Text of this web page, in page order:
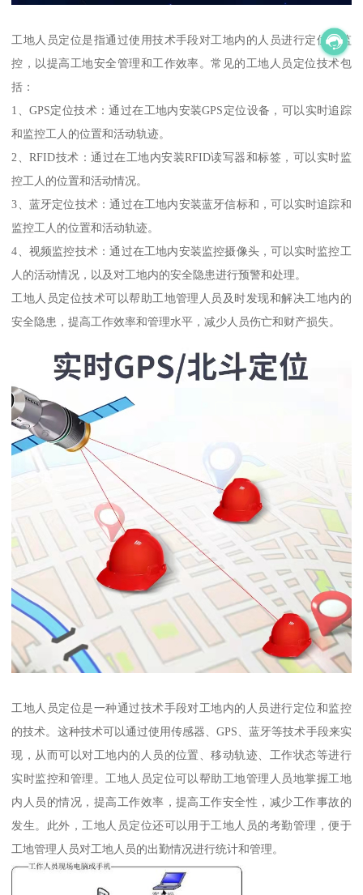
工地人员定位是指通过使用技术手段对工地内的人员进行定位和监
控，以提高工地安全管理和工作效率。常见的工地人员定位技术包
括：
1、GPS定位技术：通过在工地内安装GPS定位设备，可以实时追踪
和监控工人的位置和活动轨迹。
2、RFID技术：通过在工地内安装RFID读写器和标签，可以实时监
控工人的位置和活动情况。
3、蓝牙定位技术：通过在工地内安装蓝牙信标和，可以实时追踪和
监控工人的位置和活动轨迹。
4、视频监控技术：通过在工地内安装监控摄像头，可以实时监控工
人的活动情况，以及对工地内的安全隐患进行预警和处理。
工地人员定位技术可以帮助工地管理人员及时发现和解决工地内的
安全隐患，提高工作效率和管理水平，减少人员伤亡和财产损失。
工地人员定位是一种通过技术手段对工地内的人员进行定位和监控
的技术。这种技术可以通过使用传感器、GPS、蓝牙等技术手段来实
现，从而可以对工地内的人员的位置、移动轨迹、工作状态等进行
实时监控和管理。工地人员定位可以帮助工地管理人员地掌握工地
内人员的情况，提高工作效率，提高工作安全性，减少工作事故的
发生。此外，工地人员定位还可以用于工地人员的考勤管理，便于
工地管理人员对工地人员的出勤情况进行统计和管理。